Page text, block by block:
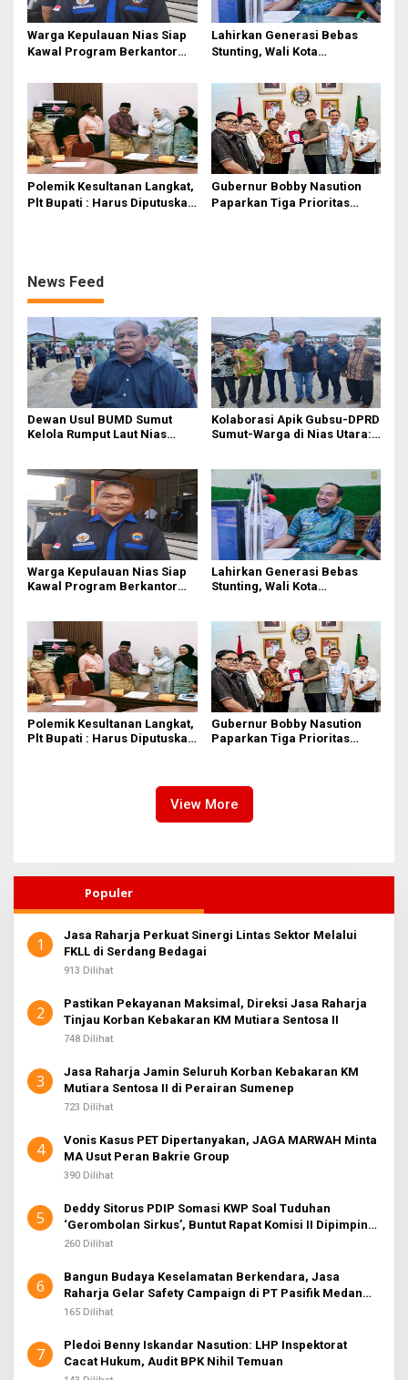
Warga Kepulauan Nias Siap
Kawal Program Berkantor
Lahirkan Generasi Bebas
Stunting, Wali Kota
Optimalisasi SP3 Catin
Polemik Kesultanan Langkat,
Plt Bupati : Harus Diputuskan
Gubernur Bobby Nasution
Paparkan Tiga Prioritas
News Feed
Dewan Usul BUMD Sumut
Kelola Rumput Laut Nias
Kolaborasi Apik Gubsu-DPRD
Sumut-Warga di Nias Utara:
Warga Kepulauan Nias Siap
Kawal Program Berkantor
Lahirkan Generasi Bebas
Stunting, Wali Kota
Polemik Kesultanan Langkat,
Plt Bupati : Harus Diputuskan
Gubernur Bobby Nasution
Paparkan Tiga Prioritas
View More
Populer
1
Jasa Raharja Perkuat Sinergi Lintas Sektor Melalui
FKLL di Serdang Bedagai
913 Dilihat
2
Pastikan Pekayanan Maksimal, Direksi Jasa Raharja
Tinjau Korban Kebakaran KM Mutiara Sentosa II
748 Dilihat
3
Jasa Raharja Jamin Seluruh Korban Kebakaran KM
Mutiara Sentosa II di Perairan Sumenep
723 Dilihat
4
Vonis Kasus PET Dipertanyakan, JAGA MARWAH Minta
MA Usut Peran Bakrie Group
390 Dilihat
5
Deddy Sitorus PDIP Somasi KWP Soal Tuduhan
‘Gerombolan Sirkus’, Buntut Rapat Komisi II Dipimpin
Sufmi Dasco Ahmad
260 Dilihat
6
Bangun Budaya Keselamatan Berkendara, Jasa
Raharja Gelar Safety Campaign di PT Pasifik Medan
Industri
165 Dilihat
7
Pledoi Benny Iskandar Nasution: LHP Inspektorat
Cacat Hukum, Audit BPK Nihil Temuan